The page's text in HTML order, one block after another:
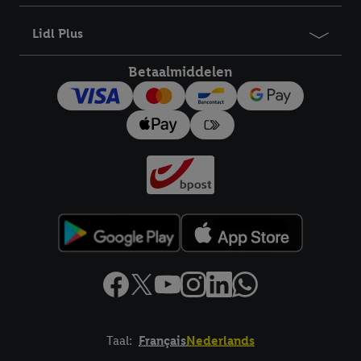
Lidl Plus
Betaalmiddelen
Taal: FrançaisNederlands